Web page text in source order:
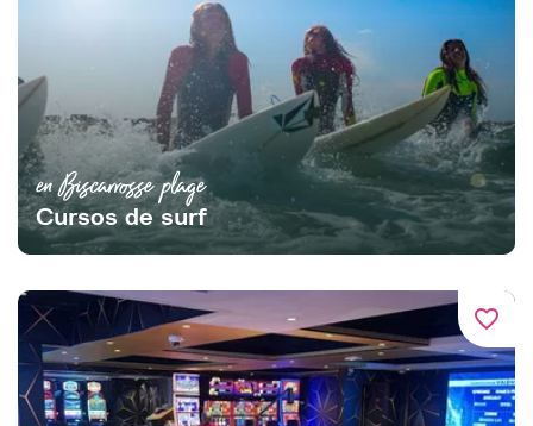
en Biscarrosse plage
Cursos de surf
favorite_border